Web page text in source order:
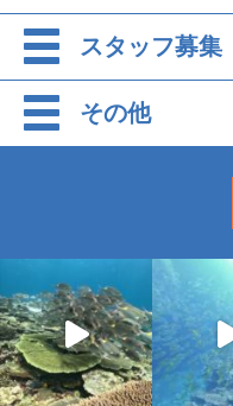
スタッフ募集
その他